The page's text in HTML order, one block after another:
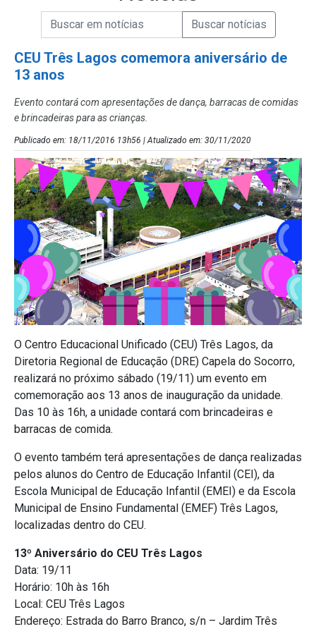
Campo de Busca de Notícias
Campo de Busca de informaçõesEnviar a Busca de Notícias
CEU Três Lagos comemora aniversário de
13 anos
Evento contará com apresentações de dança, barracas de comidas
e brincadeiras para as crianças.
Publicado em: 18/11/2016 13h56 | Atualizado em: 30/11/2020
O Centro Educacional Unificado (CEU) Três Lagos, da
Diretoria Regional de Educação (DRE) Capela do Socorro,
realizará no próximo sábado (19/11) um evento em
comemoração aos 13 anos de inauguração da unidade.
Das 10 às 16h, a unidade contará com brincadeiras e
barracas de comida.
O evento também terá apresentações de dança realizadas
pelos alunos do Centro de Educação Infantil (CEI), da
Escola Municipal de Educação Infantil (EMEI) e da Escola
Municipal de Ensino Fundamental (EMEF) Três Lagos,
localizadas dentro do CEU.
13º Aniversário do CEU Três Lagos
Data: 19/11
Horário: 10h às 16h
Local: CEU Três Lagos
Endereço: Estrada do Barro Branco, s/n – Jardim Três